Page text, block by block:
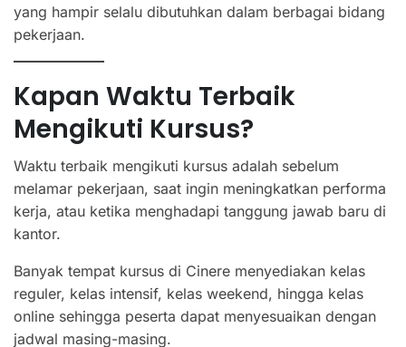
yang hampir selalu dibutuhkan dalam berbagai bidang
pekerjaan.
Kapan Waktu Terbaik
Mengikuti Kursus?
Waktu terbaik mengikuti kursus adalah sebelum
melamar pekerjaan, saat ingin meningkatkan performa
kerja, atau ketika menghadapi tanggung jawab baru di
kantor.
Banyak tempat kursus di Cinere menyediakan kelas
reguler, kelas intensif, kelas weekend, hingga kelas
online sehingga peserta dapat menyesuaikan dengan
jadwal masing-masing.